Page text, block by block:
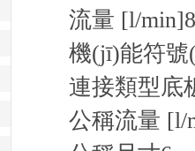
流量 [l/min]
機(jī)能符號
連接類型底
公稱流量 [l/